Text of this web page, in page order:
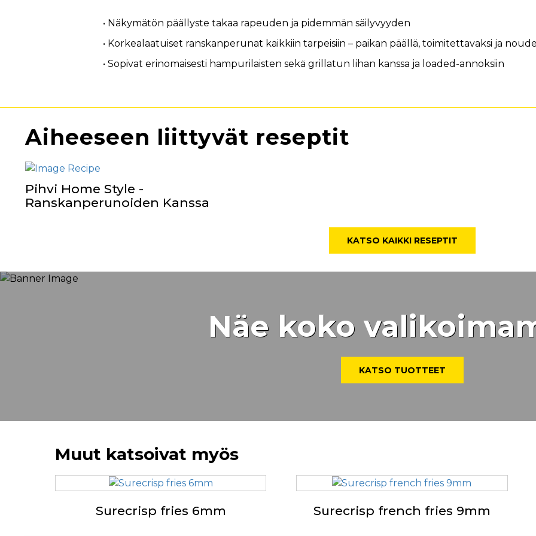
• Näkymätön päällyste takaa rapeuden ja pidemmän säilyvyyden
• Korkealaatuiset ranskanperunat kaikkiin tarpeisiin – paikan päällä, toimitettavaksi ja
• Sopivat erinomaisesti hampurilaisten sekä grillatun lihan kanssa ja loaded-annoksiin
Aiheeseen liittyvät reseptit
Pihvi Home Style -
Ranskanperunoiden Kanssa
KATSO KAIKKI RESEPTIT
Näe koko
KATSO TUOTTEET
Muut katsoivat myös
Surecrisp fries 6mm Surecrisp french fries 9mm